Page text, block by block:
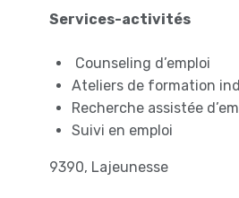
Services-activités
Counseling d’emploi
Ateliers de formation
Recherche assistée
Suivi en emploi
9390, Lajeunesse